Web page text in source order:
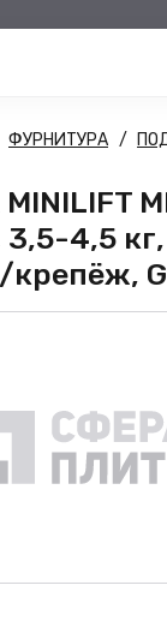
ФУРНИТУРА
3,5-4,5